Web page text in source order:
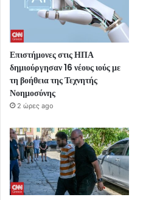
Επιστήμονες στις ΗΠΑ
δημιούργησαν 16 νέους ιούς με
τη βοήθεια της Τεχνητής
Νοημοσύνης
2 ώρες ago